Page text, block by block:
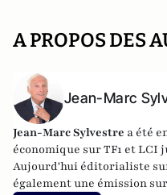
A PROPOS DES
Jean-Marc
Jean-Marc Sylvestre a été
économique sur TF1 et LCI
Aujourd'hui éditorialiste
également une émission